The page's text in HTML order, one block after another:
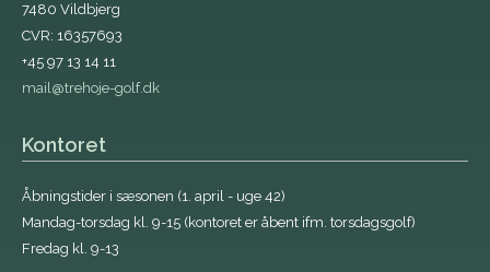
7480 Vildbjerg
CVR: 16357693
+45 97 13 14 11
mail@trehoje-golf.dk
Kontoret
Åbningstider i sæsonen (1. april - uge 42)
Mandag-torsdag kl. 9-15 (kontoret er åbent ifm. torsdagsgolf)
Fredag kl. 9-13